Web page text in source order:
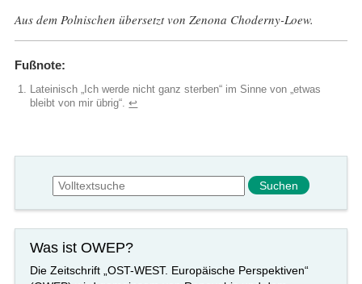
Aus dem Polnischen übersetzt von Zenona Choderny-Loew.
Fußnote:
Lateinisch „Ich werde nicht ganz sterben“ im Sinne von „etwas
bleibt von mir übrig“.↩︎
Suchformular
Suche
Was ist OWEP?
Die Zeitschrift „OST-WEST. Europäische Perspektiven“